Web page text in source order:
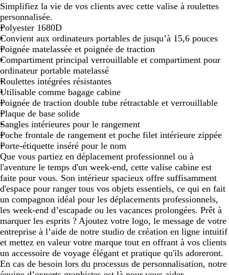
i
r
/
g
r
i
s
g
r
a
p
h
i
t
e
Simplifiez la vie de vos clients avec cette valise à roulettes
personnalisée.
Polyester 1680D
Convient aux ordinateurs portables de jusqu’à 15,6 pouces
Poignée matelassée et poignée de traction
Compartiment principal verrouillable et compartiment pour
ordinateur portable matelassé
Roulettes intégrées résistantes
Utilisable comme bagage cabine
Poignée de traction double tube rétractable et verrouillable
Plaque de base solide
Sangles intérieures pour le rangement
Poche frontale de rangement et poche filet intérieure zippée
Porte-étiquette inséré pour le nom
Que vous partiez en déplacement professionnel ou à
l'aventure le temps d'un week-end, cette valise cabine est
faite pour vous. Son intérieur spacieux offre suffisamment
d'espace pour ranger tous vos objets essentiels, ce qui en fait
un compagnon idéal pour les déplacements professionnels,
les week-end d’escapade ou les vacances prolongées. Prêt à
marquer les esprits ? Ajoutez votre logo, le message de votre
entreprise à l’aide de notre studio de création en ligne intuitif
et mettez en valeur votre marque tout en offrant à vos clients
un accessoire de voyage élégant et pratique qu'ils adoreront.
En cas de besoin lors du processus de personnalisation, notre